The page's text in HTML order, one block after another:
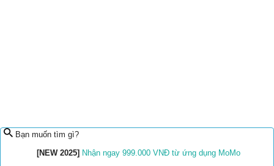
Bạn muốn tìm gì?
[NEW 2025] Nhận ngay 999.000 VNĐ từ ứng dụng MoMo